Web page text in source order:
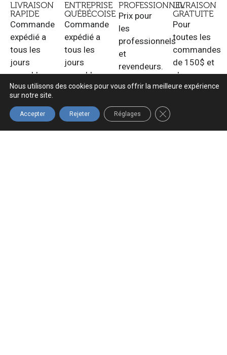
LIVRAISON
RAPIDE
Commande
expédié a
tous les
jours
ouvrable.
ENTREPRISE
QUÉBÉCOISE
Commande
expédié a
tous les
jours
ouvrable.
PROFESSIONNEL
Prix pour
les
professionnels
et
revendeurs.
LIVRAISON
GRATUITE
Pour
toutes les
commandes
de 150$ et
plus au
Québec.
Nous utilisons des cookies pour vous offrir la meilleure expérience
sur notre site.
Accepter Rejeter Réglages FERMER LA